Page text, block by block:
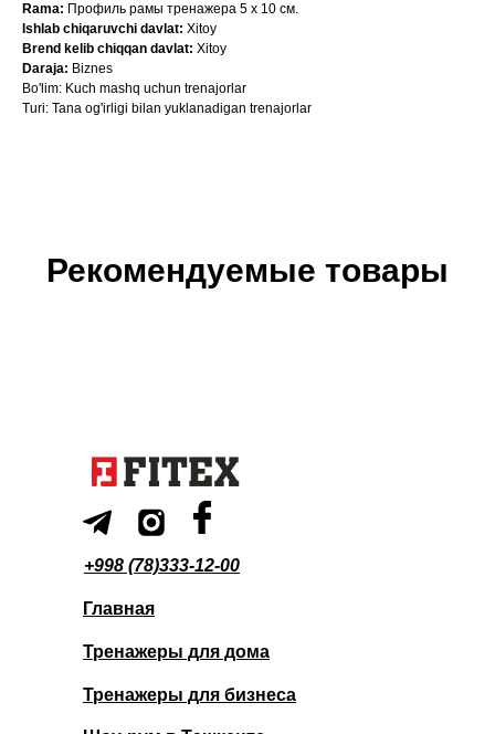
Rama: Профиль рамы тренажера 5 х 10 см.
Ishlab chiqaruvchi davlat: Xitoy
Brend kelib chiqqan davlat: Xitoy
Daraja: Biznes
Bo'lim: Kuch mashq uchun trenajorlar
Turi: Tana og'irligi bilan yuklanadigan trenajorlar
Рекомендуемые товары
+998 (78)333-12-00
Главная
Тренажеры для дома
Тренажеры для бизнеса